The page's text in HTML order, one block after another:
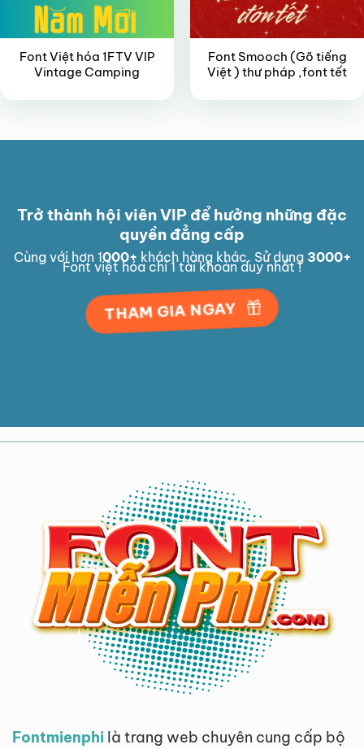
Font Việt hóa 1FTV VIP
Vintage Camping
Font Smooch (Gõ tiếng
Việt ) thư pháp ,font tết
Trở thành hội viên VIP để hưởng những đặc
quyền đẳng cấp
Cùng với hơn 1000+ khách hàng khác. Sử dụng 3000+
Font việt hóa chỉ 1 tài khoản duy nhất !
THAM GIA NGAY
Fontmienphi là trang web chuyên cung cấp bộ